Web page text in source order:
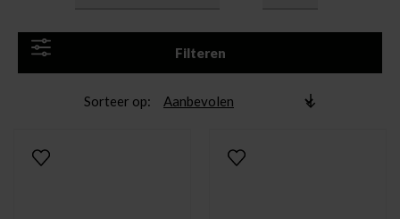
Filteren
Sorteer op